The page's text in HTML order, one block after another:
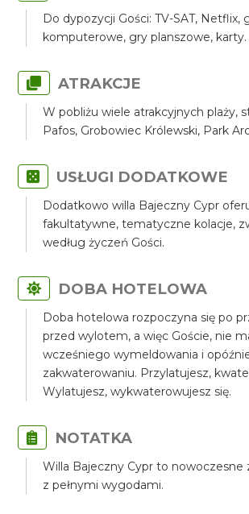
Do dypozycji Gości: TV-SAT, Netflix,
komputerowe, gry planszowe, karty.
ATRAKCJE
W pobliżu wiele atrakcyjnych plaży,
Pafos, Grobowiec Królewski, Park
USŁUGI DODATKOWE
Dodatkowo willa Bajeczny Cypr
fakultatywne, tematyczne kolacje,
według życzeń Gości.
DOBA HOTELOWA
Doba hotelowa rozpoczyna się po
przed wylotem, a więc Goście, nie
wcześniego wymeldowania i
zakwaterowaniu. Przylatujesz,
Wylatujesz, wykwaterowujesz się.
NOTATKA
Willa Bajeczny Cypr to nowoczesne
z pełnymi wygodami.